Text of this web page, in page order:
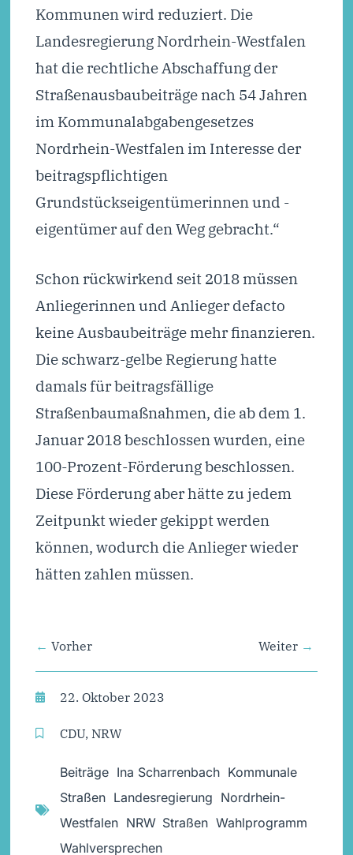
Kommunen wird reduziert. Die
Landesregierung Nordrhein-Westfalen
hat die rechtliche Abschaffung der
Straßenausbaubeiträge nach 54 Jahren
im Kommunalabgabengesetzes
Nordrhein-Westfalen im Interesse der
beitragspflichtigen
Grundstückseigentümerinnen und -
eigentümer auf den Weg gebracht.“
Schon rückwirkend seit 2018 müssen
Anliegerinnen und Anlieger defacto
keine Ausbaubeiträge mehr finanzieren.
Die schwarz-gelbe Regierung hatte
damals für beitragsfällige
Straßenbaumaßnahmen, die ab dem 1.
Januar 2018 beschlossen wurden, eine
100-Prozent-Förderung beschlossen.
Diese Förderung aber hätte zu jedem
Zeitpunkt wieder gekippt werden
können, wodurch die Anlieger wieder
hätten zahlen müssen.
Vorher Weiter
22. Oktober 2023
CDU, NRW
Beiträge, Ina Scharrenbach, Kommunale
Straßen, Landesregierung Nordrhein-
Westfalen, NRW, Straßen, Wahlprogramm
Wahlversprechen